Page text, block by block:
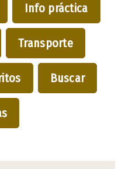
Info práctica
Transporte
Buscar